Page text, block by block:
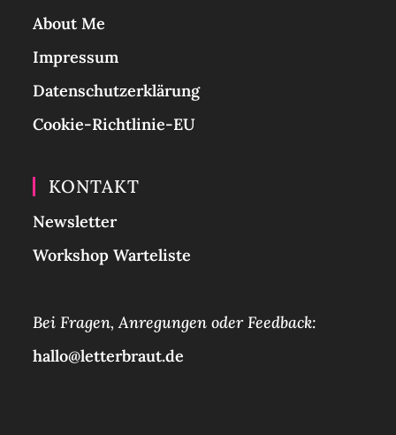
About Me
Impressum
Datenschutzerklärung
Cookie-Richtlinie-EU
KONTAKT
Newsletter
Workshop Warteliste
Bei Fragen, Anregungen oder Feedback:
hallo@letterbraut.de